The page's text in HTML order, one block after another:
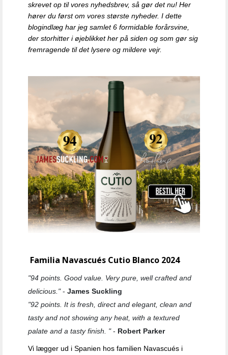
skrevet op til vores nyhedsbrev, så gør det nu! Her
hører du først om vores største nyheder. I dette
blogindlæg har jeg samlet 6 formidable forårsvine,
der storhitter i øjeblikket her på siden og som gør sig
fremragende til det lysere og mildere vejr.
Familia Navascués Cutio Blanco 2024
"94 points. Good value. Very pure, well crafted and
delicious."- James Suckling
"92 points. It is fresh, direct and elegant, clean and
tasty and not showing any heat, with a textured
palate and a tasty finish. " - Robert Parker
Vi lægger ud i Spanien hos familien Navascués i